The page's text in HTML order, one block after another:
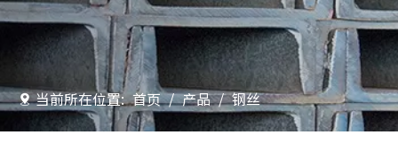
当前所在位置: 首页 / 产品 / 钢丝